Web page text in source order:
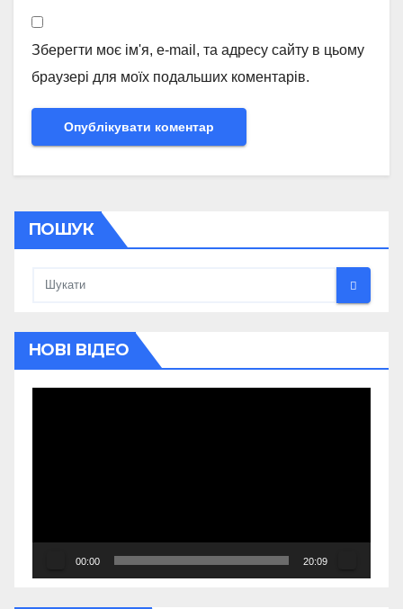
Зберегти моє ім'я, e-mail, та адресу сайту в цьому
браузері для моїх подальших коментарів.
ПОШУК
НОВІ ВІДЕО
00:00 20:09